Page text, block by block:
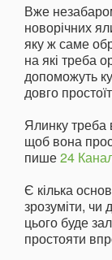
Вже
новорічних
яку ж саме
на які треба
допоможуть
довго
Ялинку треба
щоб вона
пише24
Є кілька
зрозуміти, чи
цього буде
простояти